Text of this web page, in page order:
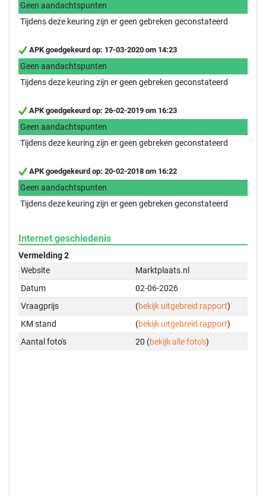
Geen aandachtspunten
Tijdens deze keuring zijn er geen gebreken geconstateerd
APK goedgekeurd op: 17-03-2020 om 14:23
Geen aandachtspunten
Tijdens deze keuring zijn er geen gebreken geconstateerd
APK goedgekeurd op: 26-02-2019 om 16:23
Geen aandachtspunten
Tijdens deze keuring zijn er geen gebreken geconstateerd
APK goedgekeurd op: 20-02-2018 om 16:22
Geen aandachtspunten
Tijdens deze keuring zijn er geen gebreken geconstateerd
Internet geschiedenis
Vermelding 2
Website
Marktplaats.nl
Datum
02-06-2026
Vraagprijs
(bekijk uitgebreid rapport)
KM stand
(bekijk uitgebreid rapport)
Aantal foto's
20 (bekijk alle foto's)